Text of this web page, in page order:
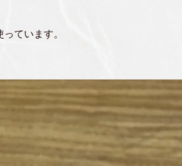
ています。